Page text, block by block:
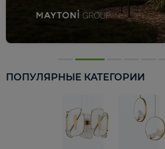
ПОПУЛЯРНЫЕ КАТЕГОРИИ